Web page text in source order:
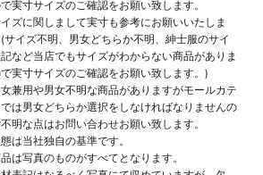
実寸サイズのご確認をお願い致します。
ズに関しまして実寸も参考にお願いいたしま
サイズ不明、男女どちらか不明、紳士服のサイ
など当店でもサイズがわからない商品がありま
実寸サイズのご確認をお願い致します。)
兼用や男女不明な商品がありますがモールカテ
は男女どちらか選択をしなければなりませんの
明な点はお問い合わせお願い致します。
は当社独自の基準です。
は写真のものがすべてとなります。